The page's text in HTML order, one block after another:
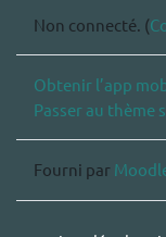
Non connecté. (
Obtenir l’app
Passer au thème
Fourni par